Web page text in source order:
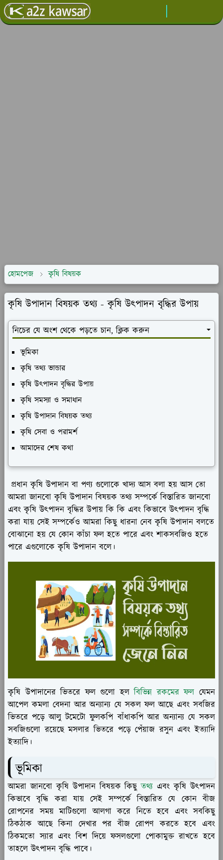
হোমপেজ কৃষি বিষয়ক
কৃষি উপাদান বিষয়ক তথ্য - কৃষি উৎপাদন বৃদ্ধির উপায়
নিচের যে অংশ থেকে পড়তে চান, ক্লিক করুন
ভূমিকা
কৃষি তথ্য ভান্ডার
কৃষি উৎপাদন বৃদ্ধির উপায়
কৃষি সমস্যা ও সমাধান
কৃষি উপাদান বিষয়ক তথ্য
কৃষি সেবা ও পরামর্শ
আমাদের শেষ কথা
প্রধান কৃষি উপাদান বা পণ্য গুলোকে খাদ্য আস বলা হয় আস তো
আমরা জানবো কৃষি উপাদান বিষয়ক তথ্য সম্পর্কে বিস্তারিত জানবো
এবং কৃষি উৎপাদন বৃদ্ধির উপায় কি কি এবং কিভাবে উৎপাদন বৃদ্ধি
করা যায় সেই সম্পর্কেও আমরা কিছু ধারনা নেব কৃষি উপাদান বলতে
বোঝানো হয় যে কোন কাঁচা ফল হতে পারে এবং শাকসবজিও হতে
পারে এগুলোকে কৃষি উপাদান বলে।
কৃষি উপাদানের ভিতরে ফল গুলো হলবিভিন্ন রকমের ফল যেমন
আপেল কমলা বেদনা আর অন্যান্য যে সকল ফল আছে এবং সবজির
ভিতরে পড়ে আলু টমেটো ফুলকপি বাঁধাকপি আর অন্যান্য যে সকল
সবজিগুলো রয়েছে মসলার ভিতরে পড়ে পেঁয়াজ রসুন এবং ইত্যাদি
ইত্যাদি।
ভূমিকা
আমরা জানবো কৃষি উপাদান বিষয়ক কিছুতথ্য এবং কৃষি উৎপাদন
কিভাবে বৃদ্ধি করা যায় সেই সম্পর্কে বিস্তারিত যে কোন বীজ
রোপনের সময় মাটিগুলো আলগা করে নিতে হবে এবং সবকিছু
ঠিকঠাক আছে কিনা দেখার পর বীজ রোপণ করতে হবে এবং
ঠিকমতো স্যার এবং বিশ দিয়ে ফসলগুলো পোকামুক্ত রাখতে হবে
তাহলে উৎপাদন বৃদ্ধি পাবে।